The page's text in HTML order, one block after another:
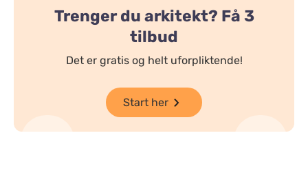
Trenger du arkitekt? Få 3
tilbud
Det er gratis og helt uforpliktende!
Start her